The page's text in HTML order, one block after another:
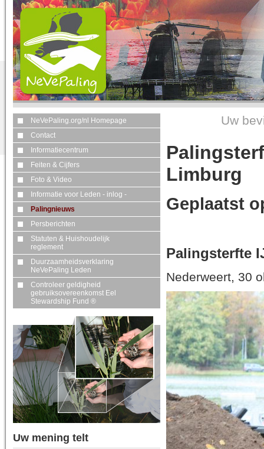
NeVePaling.org/nl Homepage
Contact
Informatiecentrum
Feiten & Cijfers
Foto & Video
Informatie voor Leden - inlog -
Palingnieuws
Persberichten
Statuten & Huishoudelijk
reglement
Duurzaamheidsverklaring
NeVePaling Leden
Controleer geldigheid
gebruiksovereenkomst Eel
Stewardship Fund ®
Uw mening telt
Uw
Limburg
Geplaatst
Palingsterfte
Nederweert, 30